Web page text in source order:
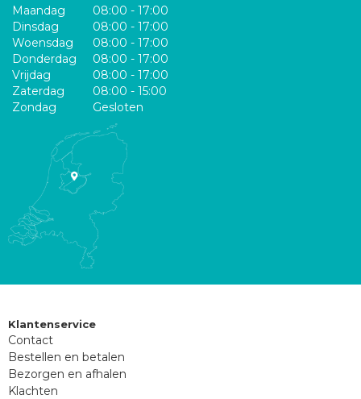
Maandag
08:00 - 17:00
Dinsdag
08:00 - 17:00
Woensdag
08:00 - 17:00
Donderdag
08:00 - 17:00
Vrijdag
08:00 - 17:00
Zaterdag
08:00 - 15:00
Zondag
Gesloten
Klantenservice
Contact
Bestellen en betalen
Bezorgen en afhalen
Klachten